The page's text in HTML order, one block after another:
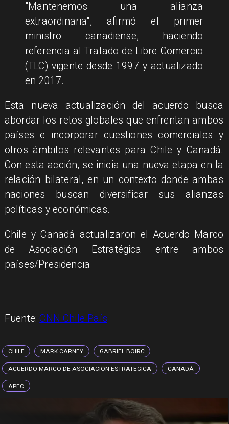
"Mantenemos una alianza
extraordinaria", afirmó el primer
ministro canadiense, haciendo
referencia al Tratado de Libre Comercio
(TLC) vigente desde 1997 y actualizado
en 2017.
Esta nueva actualización del acuerdo busca
abordar los retos globales que enfrentan ambos
países e incorporar cuestiones comerciales y
otros ámbitos relevantes para Chile y Canadá.
Con esta acción, se inicia una nueva etapa en la
relación bilateral, en un contexto donde ambas
naciones buscan diversificar sus alianzas
políticas y económicas.
Chile y Canadá actualizaron el Acuerdo Marco
de Asociación Estratégica entre ambos
países/Presidencia
Fuente:CNN Chile País
CHILE MARK CARNEY GABRIEL BOIRC
ACUERDO MARCO DE ASOCIACIÓN ESTRATÉGICA CANADÁ
APEC